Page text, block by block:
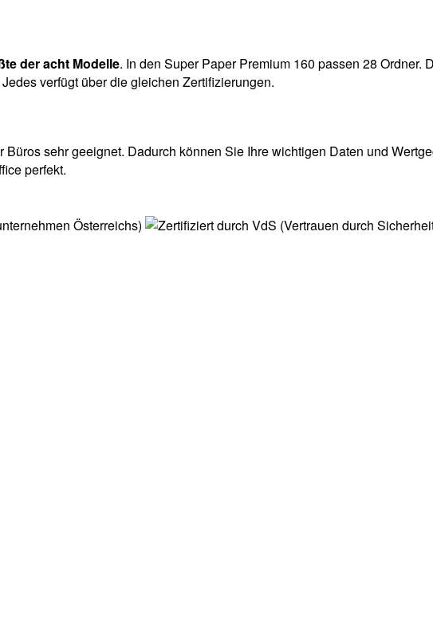
der acht Modelle. In den Super Paper Premium 160 passen 28
verfügt über die gleichen Zertifizierungen.
sehr geeignet. Dadurch können Sie Ihre wichtigen Daten und
perfekt.